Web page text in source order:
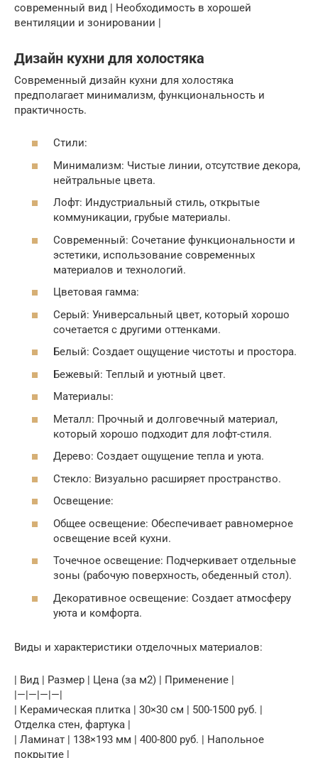
современный вид | Необходимость в хорошей
вентиляции и зонировании |
Дизайн кухни для холостяка
Современный дизайн кухни для холостяка
предполагает минимализм, функциональность и
практичность.
Стили:
Минимализм: Чистые линии, отсутствие декора,
нейтральные цвета.
Лофт: Индустриальный стиль, открытые
коммуникации, грубые материалы.
Современный: Сочетание функциональности и
эстетики, использование современных
материалов и технологий.
Цветовая гамма:
Серый: Универсальный цвет, который хорошо
сочетается с другими оттенками.
Белый: Создает ощущение чистоты и простора.
Бежевый: Теплый и уютный цвет.
Материалы:
Металл: Прочный и долговечный материал,
который хорошо подходит для лофт-стиля.
Дерево: Создает ощущение тепла и уюта.
Стекло: Визуально расширяет пространство.
Освещение:
Общее освещение: Обеспечивает равномерное
освещение всей кухни.
Точечное освещение: Подчеркивает отдельные
зоны (рабочую поверхность, обеденный стол).
Декоративное освещение: Создает атмосферу
уюта и комфорта.
Виды и характеристики отделочных материалов:
| Вид | Размер | Цена (за м2) | Применение |
|—|—|—|—|
| Керамическая плитка | 30×30 см | 500-1500 руб. |
Отделка стен, фартука |
| Ламинат | 138×193 мм | 400-800 руб. | Напольное
покрытие |